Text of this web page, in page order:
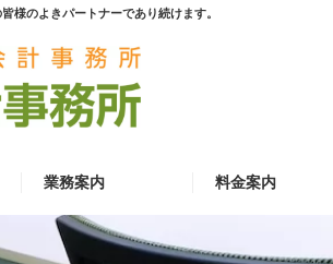
様のよきパートナーであり続けます。
業務案内 料金案内